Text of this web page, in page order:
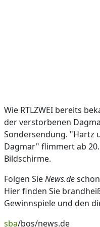
Wie RTLZWEI bereits
der verstorbenen
Sondersendung. "Hartz
Dagmar" flimmert ab
Bildschirme.
Folgen SieNews.de
Hier finden Sie
Gewinnspiele und den
sba/bos/news.de